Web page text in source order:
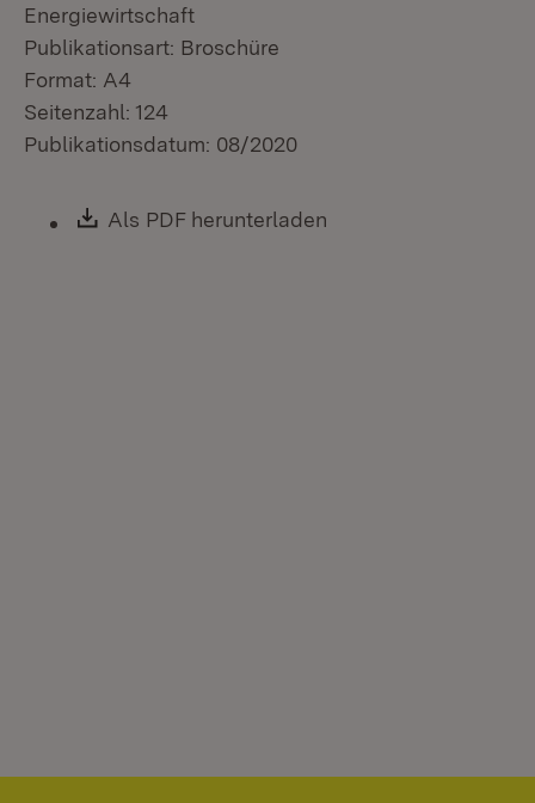
Energiewirtschaft
Publikationsart: Broschüre
Format: A4
Seitenzahl: 124
Publikationsdatum: 08/2020
Download:
Als PDF herunterladen